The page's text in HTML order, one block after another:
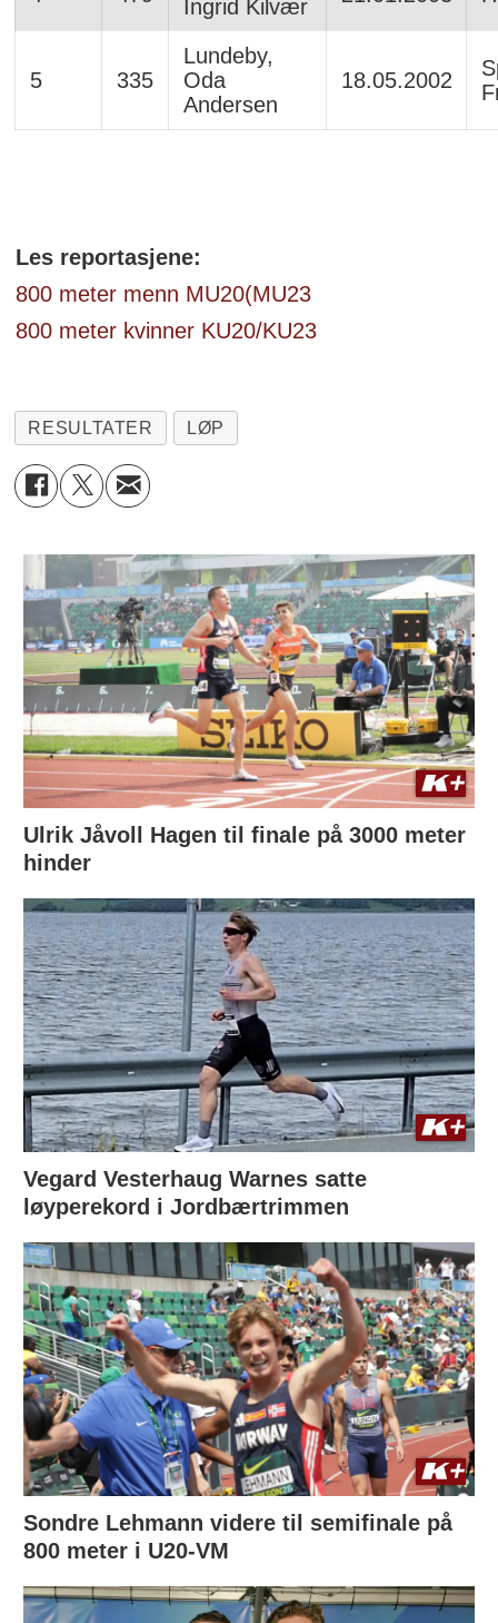
Ingrid Kilvær
5 335
Lundeby,
Oda
Andersen
18.05.2002
Les reportasjene:
800 meter menn MU20(MU23
800 meter kvinner KU20/KU23
RESULTATER LØP
Ulrik Jåvoll Hagen til finale på 3000 meter
hinder
Vegard Vesterhaug Warnes satte
løyperekord i Jordbærtrimmen
Sondre Lehmann videre til semifinale på
800 meter i U20-VM